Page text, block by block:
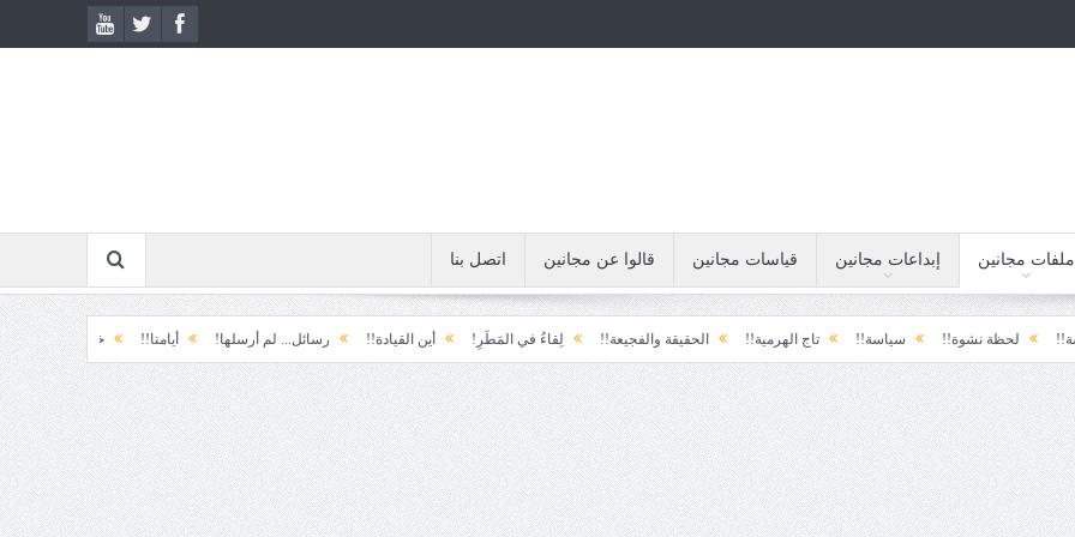
ملفات مجانين إبداعات مجانين قياسات مجانين قالوا عن مجانين اتصل بنا
نشوة!! سياسة!! تاج الهرمية!! الحقيقة والفجيعة!! لِقاءُ في المَطَرِ! أين القيادة!! رسائل... لم أرسلها! أيامنا!! خيبة الأمل.... الأولى! خذ